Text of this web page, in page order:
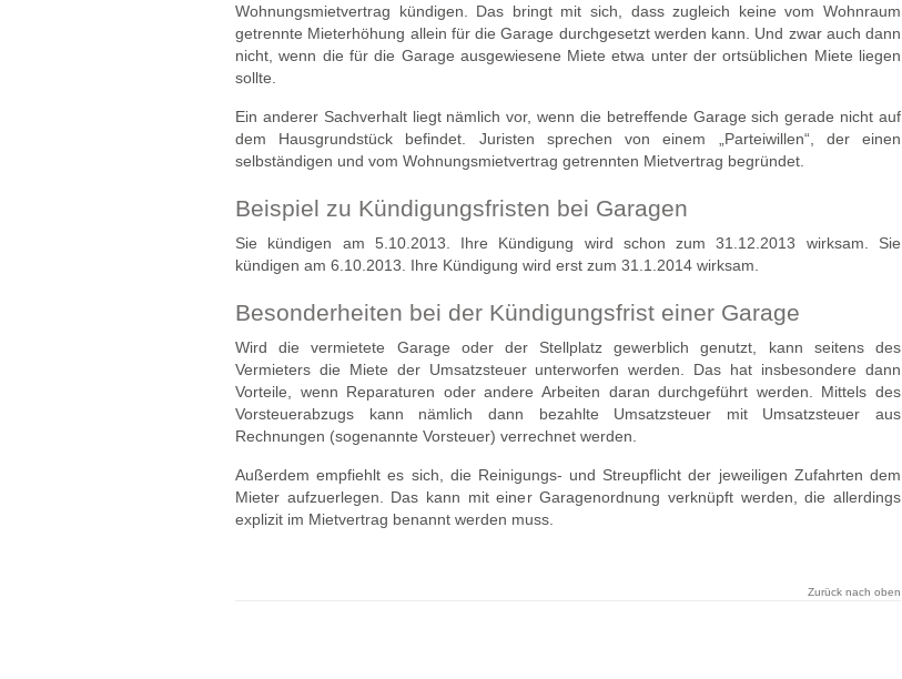
Wohnungsmietvertrag kündigen. Das bringt mit sich, dass zugleich keine vom Wohnraum
getrennte Mieterhöhung allein für die Garage durchgesetzt werden kann. Und zwar auch dann
nicht, wenn die für die Garage ausgewiesene Miete etwa unter der ortsüblichen Miete liegen
sollte.
Ein anderer Sachverhalt liegt nämlich vor, wenn die betreffende Garage sich gerade nicht auf
dem Hausgrundstück befindet. Juristen sprechen von einem „Parteiwillen“, der einen
selbständigen und vom Wohnungsmietvertrag getrennten Mietvertrag begründet.
Beispiel zu Kündigungsfristen bei Garagen
Sie kündigen am 5.10.2013. Ihre Kündigung wird schon zum 31.12.2013 wirksam. Sie
kündigen am 6.10.2013. Ihre Kündigung wird erst zum 31.1.2014 wirksam.
Besonderheiten bei der Kündigungsfrist einer Garage
Wird die vermietete Garage oder der Stellplatz gewerblich genutzt, kann seitens des
Vermieters die Miete der Umsatzsteuer unterworfen werden. Das hat insbesondere dann
Vorteile, wenn Reparaturen oder andere Arbeiten daran durchgeführt werden. Mittels des
Vorsteuerabzugs kann nämlich dann bezahlte Umsatzsteuer mit Umsatzsteuer aus
Rechnungen (sogenannte Vorsteuer) verrechnet werden.
Außerdem empfiehlt es sich, die Reinigungs- und Streupflicht der jeweiligen Zufahrten dem
Mieter aufzuerlegen. Das kann mit einer Garagenordnung verknüpft werden, die allerdings
explizit im Mietvertrag benannt werden muss.
Zurück nach oben